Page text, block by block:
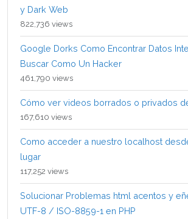
y Dark Web
822,736 views
Google Dorks Como Encontrar Datos
Buscar Como Un Hacker
461,790 views
Cómo ver videos borrados o privados
167,610 views
Como acceder a nuestro localhost
lugar
117,252 views
Solucionar Problemas html acentos y
UTF-8 / ISO-8859-1 en PHP